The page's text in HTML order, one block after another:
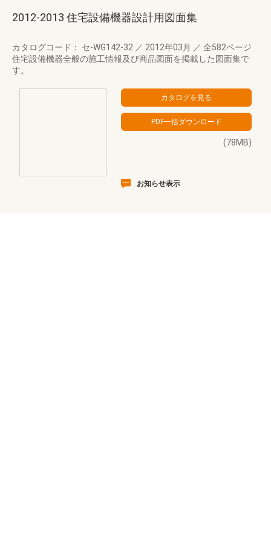
2012-2013 住宅設備機器設計用図面集
カタログコード： セ-WG142-32 ／ 2012年03月 ／ 全582ページ
住宅設備機器全般の施工情報及び商品図面を掲載した図面集で
す。
(78MB)
お知らせ表示